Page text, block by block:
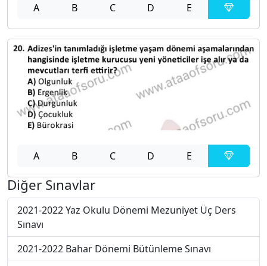
A B C D E
A B C D E
Diğer Sınavlar
2021-2022 Yaz Okulu Dönemi Mezuniyet Üç Ders
Sınavı
2021-2022 Bahar Dönemi Bütünleme Sınavı